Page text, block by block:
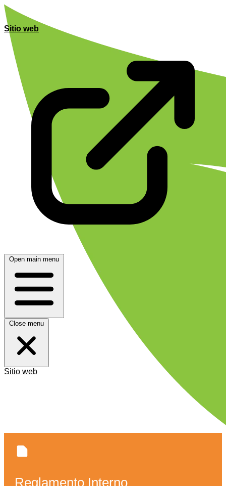
Sitio web
Open main menu
Close menu
Sitio web
Reglamento Interno